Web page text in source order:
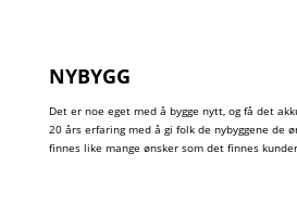
NYBYGG
Det er noe eget med å bygge nytt, og få det
20 års erfaring med å gi folk de nybyggene de
finnes like mange ønsker som det finnes